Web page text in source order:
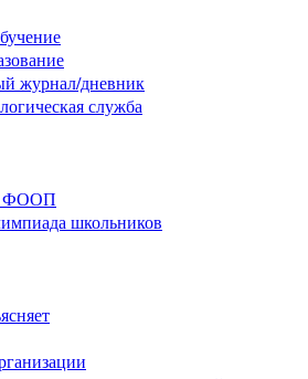
журнал/дневник
служба
ФООП
школьников